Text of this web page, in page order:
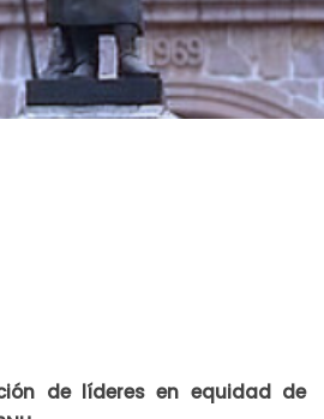
de líderes en equidad de